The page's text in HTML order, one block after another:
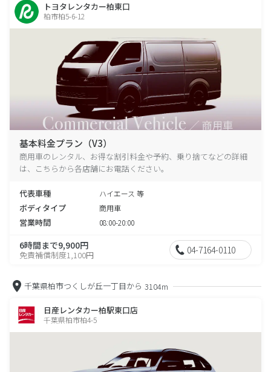
トヨタレンタカー柏東口
柏市柏5-6-12
基本料金プラン（V3）
商用車のレンタル、お得な割引料金や予約、乗り捨てなどの詳細
は、こちらから各店舗にお電話ください。
代表車種 ハイエース 等
ボディタイプ 商用車
営業時間 08:00-20:00
6時間まで9,900円
免責補償制度1,100円 04-7164-0110
千葉県柏市つくしが丘一丁目から 3104m
日産レンタカー柏駅東口店
千葉県柏市柏4-5